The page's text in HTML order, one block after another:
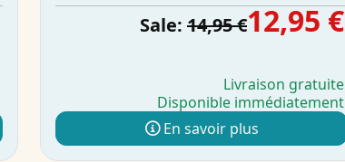
Sale: 14,95 €12,95 €
Livraison gratuite
Disponible immédiatement
En savoir plus